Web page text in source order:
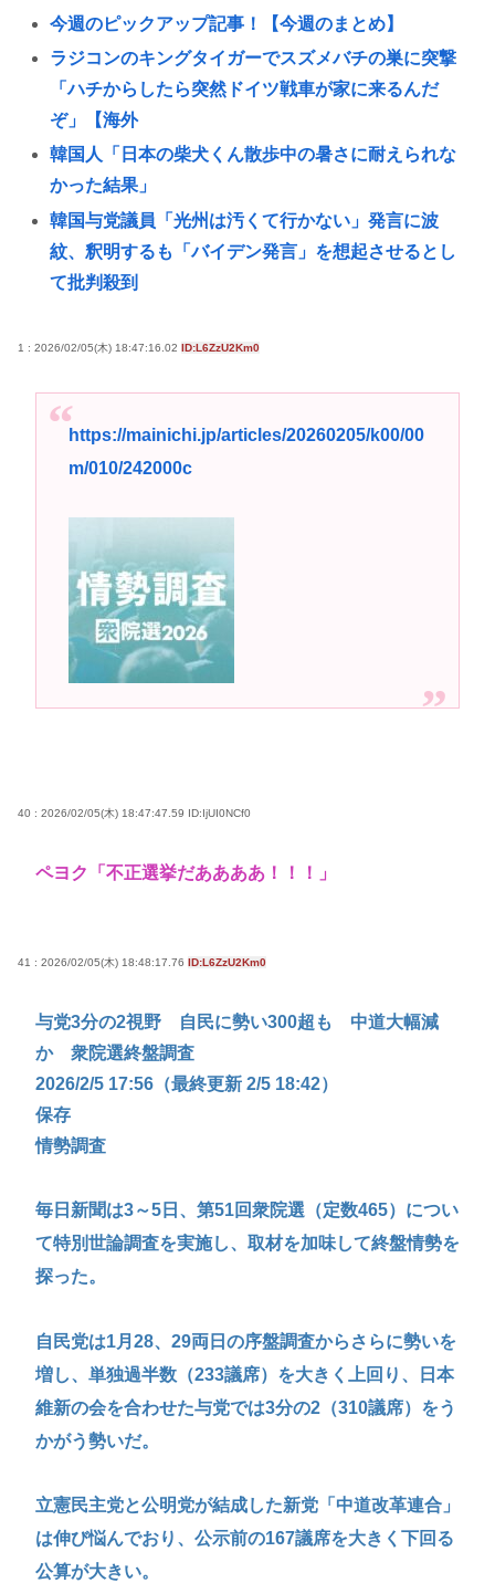
今週のピックアップ記事！【今週のまとめ】
ラジコンのキングタイガーでスズメバチの巣に突撃
「ハチからしたら突然ドイツ戦車が家に来るんだ
ぞ」【海外
韓国人「日本の柴犬くん散歩中の暑さに耐えられな
かった結果」
韓国与党議員「光州は汚くて行かない」発言に波
紋、釈明するも「バイデン発言」を想起させるとし
て批判殺到
AIに「ドラクエ5の昔風アニメを作って」と命令して
歌手の松山千春さん（70）
【作曲】僕が『特別』でなくなったら、きっと見え
女球審、高校球児にキレられてしまうwww
高市早苗さん、憧れのバンドを官邸に招き、自身の
サイン入りドラム・スティックをプレゼントw
若くて美人なママと親友の淫らな行為内容を毎回聞
かされる「女神の加護を受けしママのサーガ」3巻 今
ガチで “ママ” ブーム来てるよな
まれるの？
1 : 2026/02/05(木) 18:47:16.02 ID:L6ZzU2Km0
https://mainichi.jp/articles/20260205/k00/00
m/010/242000c
40 : 2026/02/05(木) 18:47:47.59 ID:IjUI0NCf0
ペヨク「不正選挙だああああ！！！」
41 : 2026/02/05(木) 18:48:17.76 ID:L6ZzU2Km0
与党3分の2視野 自民に勢い300超も 中道大幅減
か 衆院選終盤調査
2026/2/5 17:56（最終更新 2/5 18:42）
保存
情勢調査
毎日新聞は3～5日、第51回衆院選（定数465）につい
て特別世論調査を実施し、取材を加味して終盤情勢を
探った。
自民党は1月28、29両日の序盤調査からさらに勢いを
増し、単独過半数（233議席）を大きく上回り、日本
維新の会を合わせた与党では3分の2（310議席）をう
かがう勢いだ。
立憲民主党と公明党が結成した新党「中道改革連合」
は伸び悩んでおり、公示前の167議席を大きく下回る
公算が大きい。